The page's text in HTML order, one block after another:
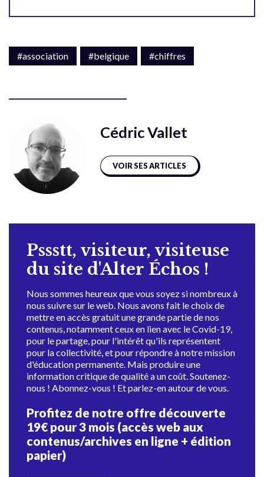
#association #belgique #chiffres
Cédric Vallet
VOIR SES ARTICLES
Pssstt, visiteur, visiteuse
du site d'Alter Échos !
Nous sommes heureux que vous soyez si nombreux à
nous suivre sur le web. Nous avons fait le choix de
mettre en accès gratuit une grande partie de nos
contenus, notamment ceux en lien avec le Covid-19,
pour le partage, pour l'intérêt qu'ils représentent
pour la collectivité, et pour répondre à notre mission
d'éducation permanente. Mais produire une
information critique de qualité a un coût. Soutenez-
nous ! Abonnez-vous ! Et parlez-en autour de vous.
Profitez de notre offre découverte
19€ pour 3 mois (accès web aux
contenus/archives en ligne + édition
papier)